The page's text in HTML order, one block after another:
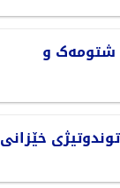
شتومەک و
خێزانی